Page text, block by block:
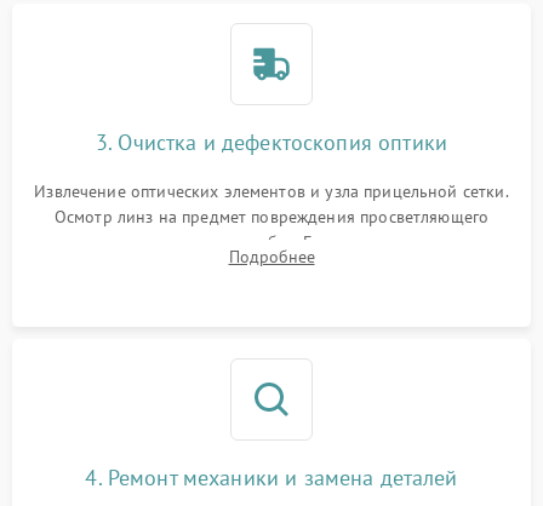
3. Очистка и дефектоскопия оптики
Извлечение оптических элементов и узла прицельной сетки.
Осмотр линз на предмет повреждения просветляющего
покрытия или появления грибка. Бережная очистка стекол
спецрастворами. Проверка целостности гравированной
Подробнее
4. Ремонт механики и замена деталей